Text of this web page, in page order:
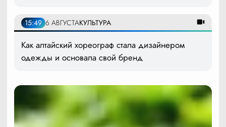
15:49 6 АВГУСТАКУЛЬТУРА
Как алтайский хореограф стала дизайнером
одежды и основала свой бренд